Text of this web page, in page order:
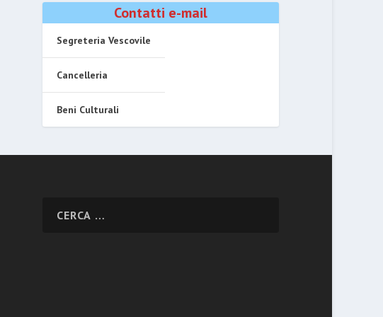
Contatti e-mail
Segreteria Vescovile
Cancelleria
Beni Culturali